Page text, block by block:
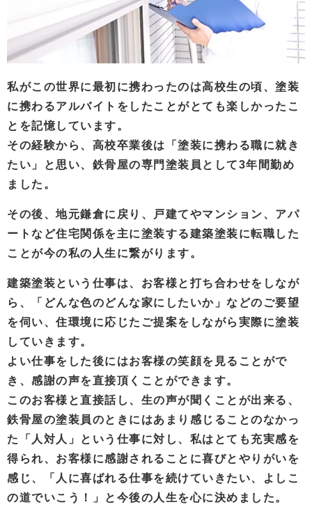
私がこの世界に最初に携わったのは高校生の頃、塗装
に携わるアルバイトをしたことがとても楽しかったこ
とを記憶しています。
その経験から、高校卒業後は「塗装に携わる職に就き
たい」と思い、鉄骨屋の専門塗装員として3年間勤め
ました。
その後、地元鎌倉に戻り、戸建てやマンション、アパ
ートなど住宅関係を主に塗装する建築塗装に転職した
ことが今の私の人生に繋がります。
建築塗装という仕事は、お客様と打ち合わせをしなが
ら、「どんな色のどんな家にしたいか」などのご要望
を伺い、住環境に応じたご提案をしながら実際に塗装
していきます。
よい仕事をした後にはお客様の笑顔を見ることがで
き、感謝の声を直接頂くことができます。
このお客様と直接話し、生の声が聞くことが出来る、
鉄骨屋の塗装員のときにはあまり感じることのなかっ
た「人対人」という仕事に対し、私はとても充実感を
得られ、お客様に感謝されることに喜びとやりがいを
感じ、「人に喜ばれる仕事を続けていきたい、よしこ
の道でいこう！」と今後の人生を心に決めました。